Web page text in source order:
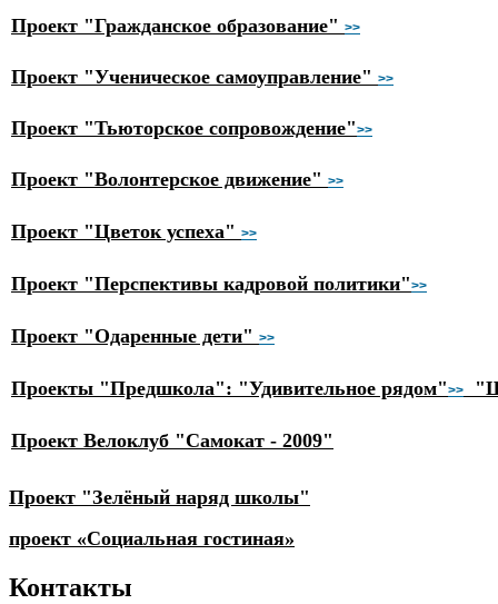
Проект "Гражданское образование" >>
Проект "Ученическое самоуправление" >>
Проект "Тьюторское сопровождение">>
Проект "Волонтерское движение" >>
Проект "Цветок успеха" >>
Проект "Перспективы кадровой политики">>
Проект "Одаренные дети" >>
Проекты "Предшкола": "Удивительное рядом">>
Проект Велоклуб "Самокат - 2009"
Проект "Зелёный наряд школы"
проект «Социальная гостиная»
Контакты